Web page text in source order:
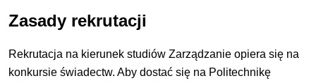
Zasady rekrutacji
Rekrutacja na kierunek studiów Zarządzanie opiera się na
konkursie świadectw. Aby dostać się na Politechnikę